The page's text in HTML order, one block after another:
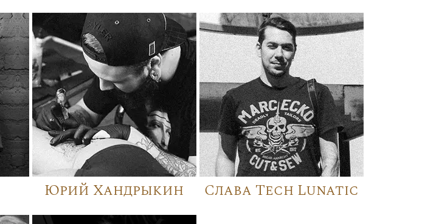
Юрий Хандрыкин Слава Tech Lunatic